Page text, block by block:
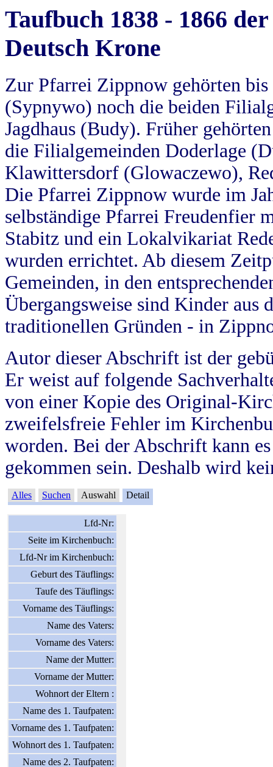
Taufbuch 1838 - 1866
Deutsch Krone
Zur Pfarrei Zippnow gehörten
(Sypnywo) noch die beiden
Jagdhaus (Budy). Früher
die Filialgemeinden Doderlage
Klawittersdorf (Glowaczewo),
Die Pfarrei Zippnow wurde im
selbständige Pfarrei Freudenfier
Stabitz und ein Lokalvikariat
wurden errichtet. Ab diesem
Gemeinden, in den
Übergangsweise sind Kinder aus
traditionellen Gründen - in
Autor dieser Abschrift ist der
Er weist auf folgende
von einer Kopie des Original-
zweifelsfreie Fehler im
worden. Bei der Abschrift kann
gekommen sein. Deshalb wird
Alles Suchen Auswahl Detail
Lfd-Nr:
Seite im Kirchenbuch:
Lfd-Nr im Kirchenbuch:
Geburt des Täuflings:
Taufe des Täuflings:
Vorname des Täuflings:
Name des Vaters:
Vorname des Vaters:
Name der Mutter:
Vorname der Mutter:
Wohnort der Eltern :
Name des 1. Taufpaten:
Vorname des 1. Taufpaten:
Wohnort des 1. Taufpaten:
Name des 2. Taufpaten: